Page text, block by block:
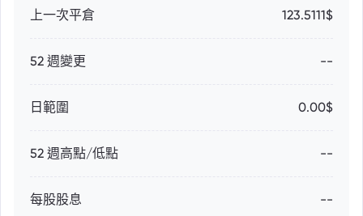
上一次平倉 123.5111$
52 週變更 --
日範圍 0.00$
52 週高點/低點 --
每股股息 --